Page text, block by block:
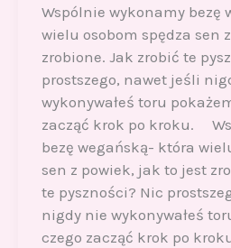
Wspólnie wykonamy bezę
wielu osobom spędza sen
zrobione. Jak zrobić te
prostszego, nawet jeśli
wykonywałeś toru
zacząć krok po kroku.
bezę wegańską- która
sen z powiek, jak to jest
te pyszności? Nic
nigdy nie wykonywałeś
czego zacząć krok po